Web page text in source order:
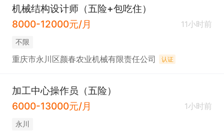
机械结构设计师（五险+包吃住）
8000-12000元/月
11小时前
不限
重庆市永川区颜春农业机械有限责任公司 认证
加工中心操作员（五险）
6000-13000元/月
1小时前
永川